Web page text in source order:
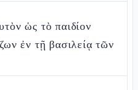
ὡς τὸ παιδίον
ἐν τῇ βασιλείᾳ τῶν